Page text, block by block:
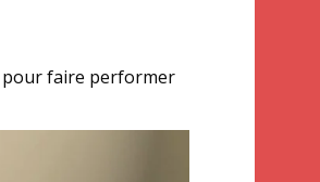
pour faire performer